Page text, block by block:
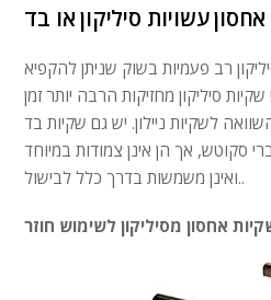
עשויות סיליקון או בד
רב פעמיות בשוק שניתן להקפיא
סיליקון מחזיקות הרבה יותר זמן
לשקיות ניילון. יש גם שקיות בד
סקוטש, אך הן אינן צמודות במיוחד
ואינן משמשות בדרך כלל לבישול..
אחסון מסיליקון לשימוש חוזר